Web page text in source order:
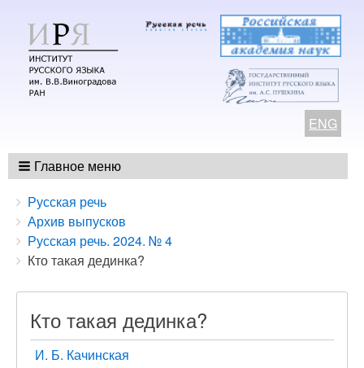
ENG
Главное меню
Breadcrumbs
You
are
here:
Русская речь
Архив выпусков
Русская речь. 2024. № 4
Кто такая дединка?
Кто такая дединка?
И. Б. Качинская